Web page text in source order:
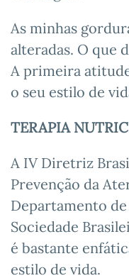
As minhas
alteradas. O que
A primeira
o seu estilo de
TERAPIA
A IV Diretriz
Prevenção da
Departamento
Sociedade
é bastante
estilo de vida.